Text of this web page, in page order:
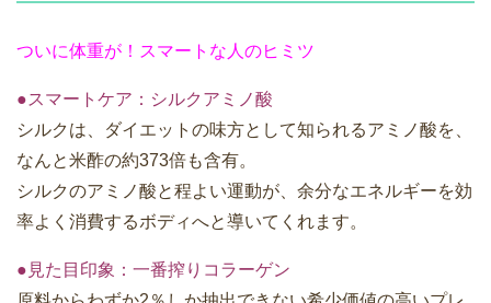
ついに体重が！スマートな人のヒミツ
●スマートケア：シルクアミノ酸
シルクは、ダイエットの味方として知られるアミノ酸を、
なんと米酢の約373倍も含有。
シルクのアミノ酸と程よい運動が、余分なエネルギーを効
率よく消費するボディへと導いてくれます。
●見た目印象：一番搾りコラーゲン